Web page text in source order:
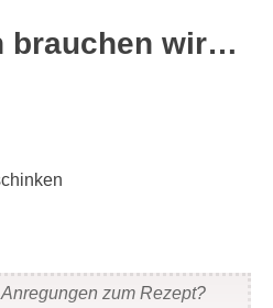
brauchen wir…
zum Rezept?